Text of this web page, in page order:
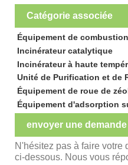
Catégorie associée
Équipement de
Incinérateur catalytique
Incinérateur à haute
Unité de Purification et de
Équipement de roue de
Équipement d'adsorption
envoyer une demande
N'hésitez pas à faire votre
ci-dessous. Nous vous